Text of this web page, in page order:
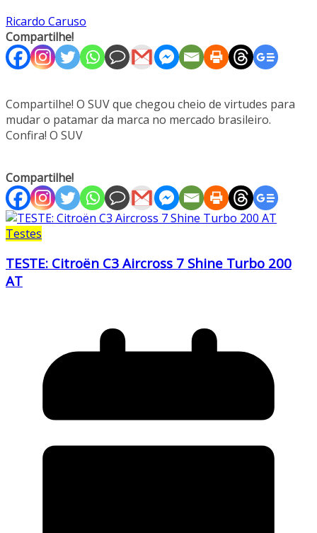
Ricardo Caruso
Compartilhe!
Compartilhe! O SUV que chegou cheio de virtudes para
mudar o patamar da marca no mercado brasileiro.
Confira! O SUV
Compartilhe!
Testes
TESTE: Citroën C3 Aircross 7 Shine Turbo 200
AT